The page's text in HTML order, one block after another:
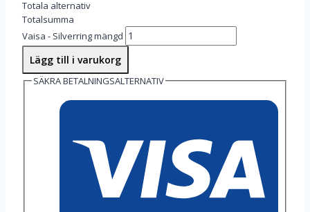
Totala alternativ
Totalsumma
Vaisa - Silverring mängd
Lägg till i varukorg
SÄKRA BETALNINGSALTERNATIV